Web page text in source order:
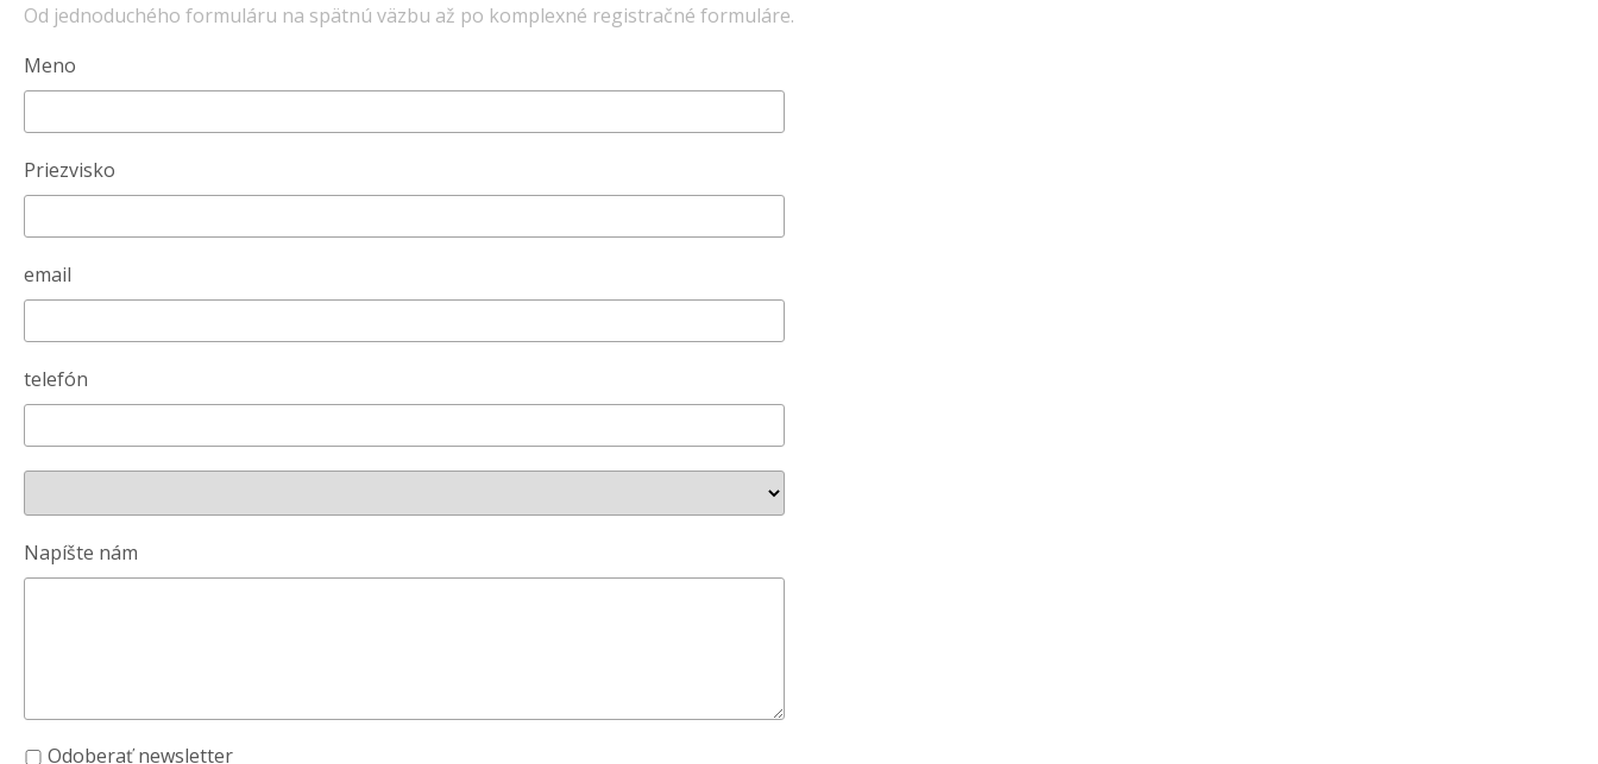
Od jednoduchého formuláru na spätnú väzbu až po komplexné registračné formuláre.
Meno
Priezvisko
email
telefón
Napíšte nám
Odoberať newsletter